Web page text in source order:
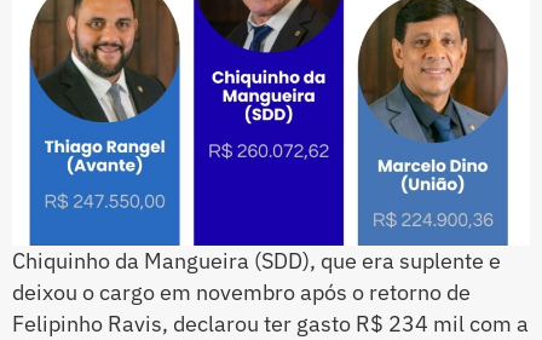
Chiquinho da Mangueira (SDD), que era suplente e
deixou o cargo em novembro após o retorno de
Felipinho Ravis, declarou ter gasto R$ 234 mil com a